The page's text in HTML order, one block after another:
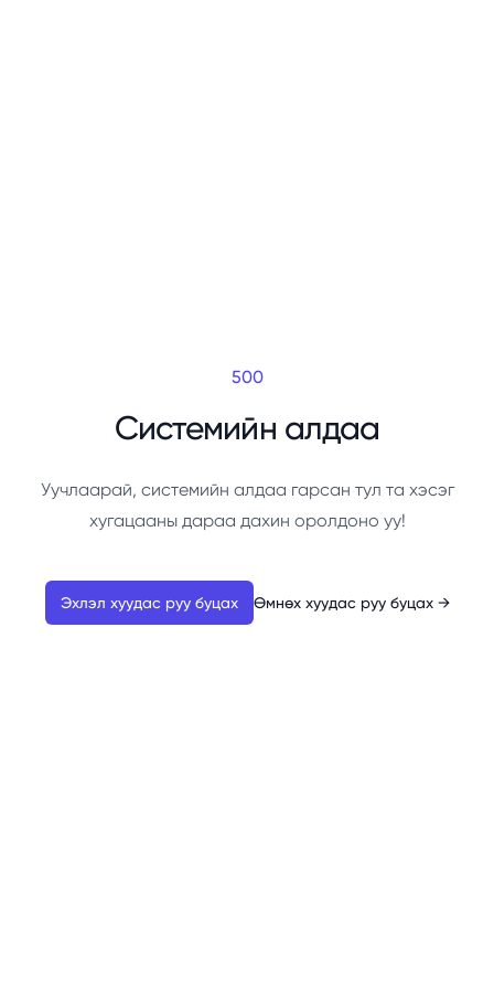
500
Системийн алдаа
Уучлаарай, системийн алдаа гарсан тул та хэсэг
хугацааны дараа дахин оролдоно уу!
Эхлэл хуудас руу буцах Өмнөх хуудас руу буцах →